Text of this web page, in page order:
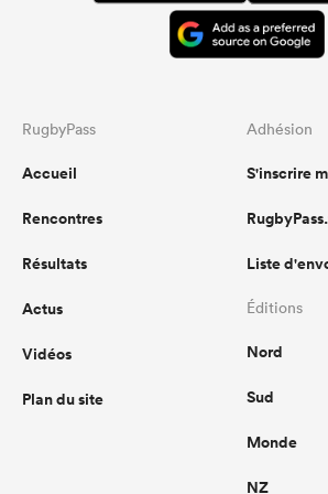
RugbyPass
Accueil
Rencontres
Résultats
Actus
Vidéos
Plan du site
Adhésion
S'inscrire
Liste
Éditions
Nord
Sud
Monde
NZ